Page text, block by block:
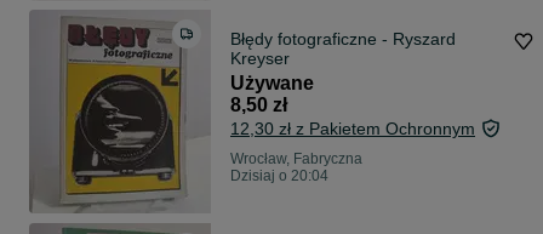
Błędy fotograficzne - Ryszard
Kreyser
Używane
8,50 zł
12,30 zł z Pakietem Ochronnym
Wrocław, Fabryczna
Dzisiaj o 20:04